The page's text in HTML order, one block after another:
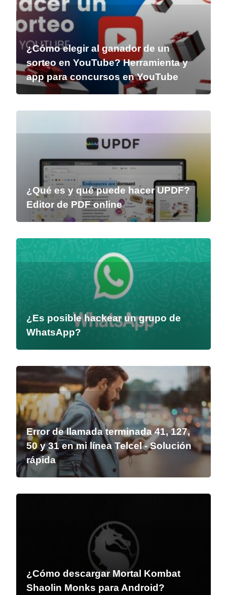
¿Cómo elegir al ganador de un
sorteo en YouTube? Herramienta y
app para concursos en YouTube
¿Qué es y qué puede hacer UPDF?
Editor de PDF online
¿Es posible hackear un grupo de
WhatsApp?
Error de llamada terminada 41, 127,
50 y 31 en mi línea Telcel - Solución
rápida
¿Cómo descargar Mortal Kombat
Shaolin Monks para Android?